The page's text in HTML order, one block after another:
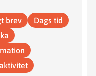
brev
Dags tid